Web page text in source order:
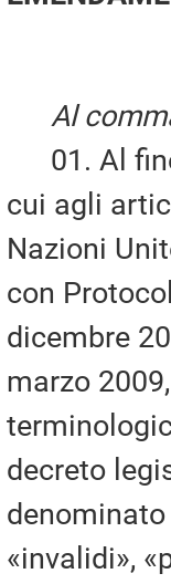
Al
01. Al
cui agli
Nazioni
con
dicembre
marzo
decreto
«invalidi»,